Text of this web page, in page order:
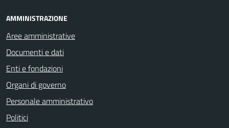
AMMINISTRAZIONE
Aree amministrative
Documenti e dati
Enti e fondazioni
Organi di governo
Personale amministrativo
Politici